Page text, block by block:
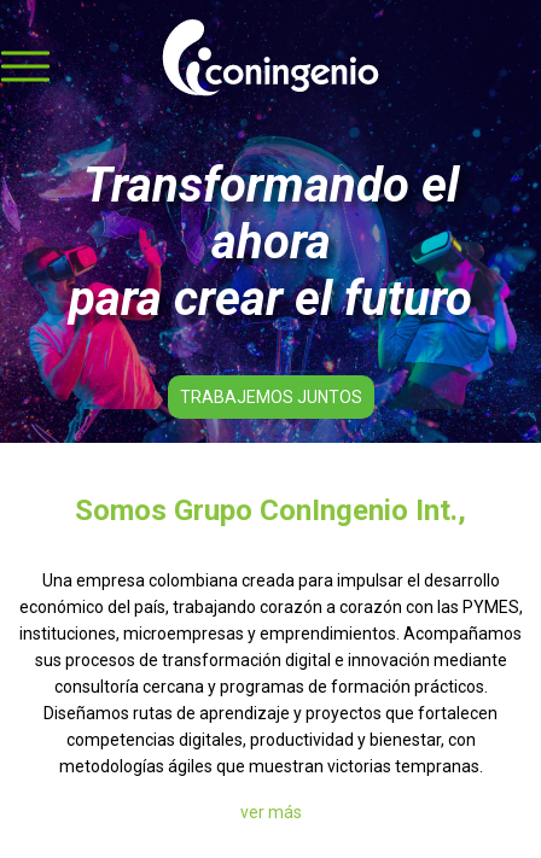
HOME
QUIÉNES
SOMOS
SERVICIOS
PORTAFOLIO
POR
SECTORES
JUEGOS
SOCIEDADES
PATEA
BIBLIOS
¡CRECE!
CINCO
PUNTO
CERO
Transformando el
ahora
para crear el futuro
TRABAJEMOS JUNTOS
Somos Grupo ConIngenio Int.,
Una empresa colombiana creada para impulsar el desarrollo
económico del país, trabajando corazón a corazón con las PYMES,
instituciones, microempresas y emprendimientos. Acompañamos
sus procesos de transformación digital e innovación mediante
consultoría cercana y programas de formación prácticos.
Diseñamos rutas de aprendizaje y proyectos que fortalecen
competencias digitales, productividad y bienestar, con
metodologías ágiles que muestran victorias tempranas.
ver más